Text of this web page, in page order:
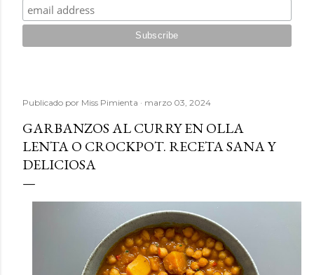
Publicado por Miss Pimienta marzo 03, 2024
GARBANZOS AL CURRY EN OLLA
LENTA O CROCKPOT. RECETA SANA Y
DELICIOSA